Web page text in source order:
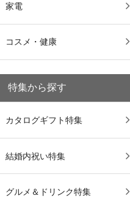
家電
コスメ・健康
特集から探す
カタログギフト特集
結婚内祝い特集
グルメ＆ドリンク特集